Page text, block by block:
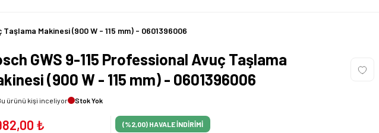
Makinesi (900 W - 115 mm) - 0601396006
GWS 9-115 Professional Avuç Taşlama
(900 W - 115 mm) - 0601396006
ürünü kişi inceliyor Stok Yok
₺ (%2,00) HAVALE İNDİRİMİ